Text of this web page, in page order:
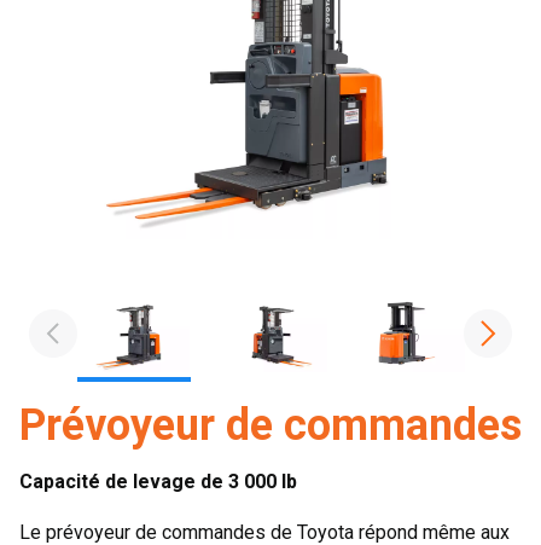
Prévoyeur de commandes
Capacité de levage de 3 000 lb
Le prévoyeur de commandes de Toyota répond même aux